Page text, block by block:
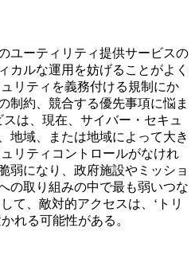
ユーティリティ提供サービスの
カルな運用を妨げることがよく
リティを義務付ける規制にか
制約、競合する優先事項に悩ま
は、現在、サイバー・セキュ
地域、または地域によって大き
リティコントロールがなけれ
弱になり、政府施設やミッショ
の取り組みの中で最も弱いつな
て、敵対的アクセスは、‘トリ
れる可能性がある。